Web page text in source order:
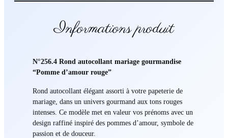
Informations produit
N°256.4 Rond autocollant mariage gourmandise
“Pomme d’amour rouge”
Rond autocollant élégant assorti à votre papeterie de
mariage, dans un univers gourmand aux tons rouges
intenses. Ce modèle met en valeur vos prénoms avec un
design raffiné inspiré des pommes d’amour, symbole de
passion et de douceur.